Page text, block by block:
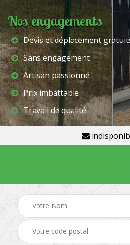
Nos engagements
Devis et déplacement
Sans engagement
Artisan passionné
Prix imbattable
Travail de qualité